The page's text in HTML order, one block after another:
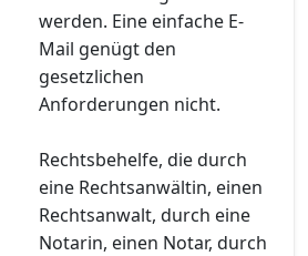
werden. Eine einfache E-
Mail genügt den
gesetzlichen
Anforderungen nicht.
Rechtsbehelfe, die durch
eine Rechtsanwältin, einen
Rechtsanwalt, durch eine
Notarin, einen Notar, durch